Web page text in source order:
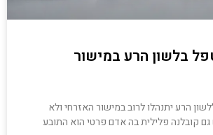
בלשון הרע במישור
הרע יתנהלו לרוב במישור האזרחי ולא
גם קובלנה פלילית בה אדם פרטי הוא התובע